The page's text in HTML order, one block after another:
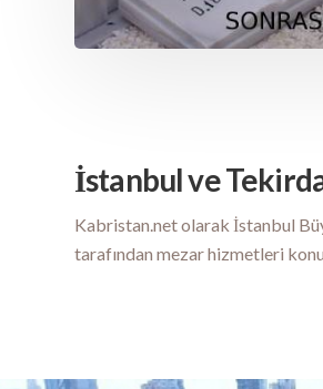
İstanbul ve
Kabristan.net olarak İstanbul
tarafından mezar hizmetleri